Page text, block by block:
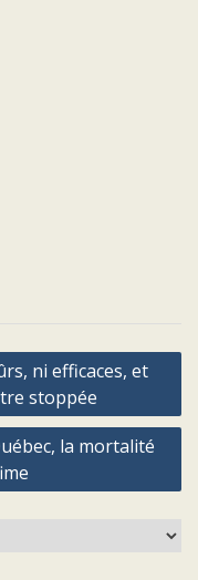
ni efficaces, et
stoppée
la mortalité